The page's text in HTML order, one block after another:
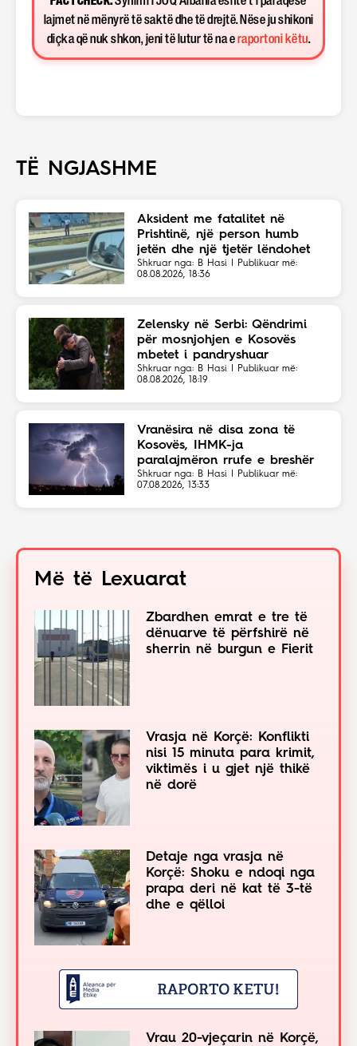
lajmet në mënyrë të saktë dhe të drejtë. Nëse ju shikoni
diçka që nuk shkon, jeni të lutur të na e raportoni këtu.
TË NGJASHME
Aksident me fatalitet në
Prishtinë, një person humb
jetën dhe një tjetër lëndohet
Shkruar nga: B Hasi | Publikuar më:
08.08.2026, 18:36
Zelensky në Serbi: Qëndrimi
për mosnjohjen e Kosovës
mbetet i pandryshuar
Shkruar nga: B Hasi | Publikuar më:
08.08.2026, 18:19
Vranësira në disa zona të
Kosovës, IHMK-ja
paralajmëron rrufe e breshër
Shkruar nga: B Hasi | Publikuar më:
07.08.2026, 13:33
Më të Lexuarat
Zbardhen emrat e tre të
dënuarve të përfshirë në
sherrin në burgun e Fierit
Vrasja në Korçë: Konflikti
nisi 15 minuta para krimit,
viktimës i u gjet një thikë
në dorë
Detaje nga vrasja në
Korçë: Shoku e ndoqi nga
prapa deri në kat të 3-të
dhe e qëlloi
Vrau 20-vjeçarin në Korçë,